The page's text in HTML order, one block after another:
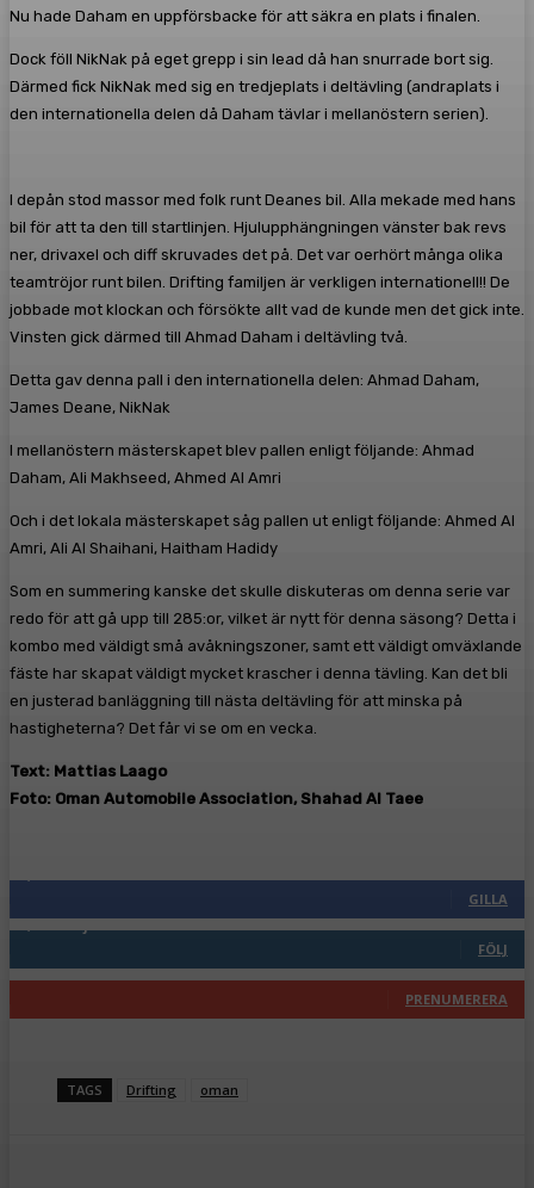
Nu hade Daham en uppförsbacke för att säkra en plats i finalen.
Dock föll NikNak på eget grepp i sin lead då han snurrade bort sig.
Därmed fick NikNak med sig en tredjeplats i deltävling (andraplats i
den internationella delen då Daham tävlar i mellanöstern serien).
I depån stod massor med folk runt Deanes bil. Alla mekade med hans
bil för att ta den till startlinjen. Hjulupphängningen vänster bak revs
ner, drivaxel och diff skruvades det på. Det var oerhört många olika
teamtröjor runt bilen. Drifting familjen är verkligen internationell!! De
jobbade mot klockan och försökte allt vad de kunde men det gick inte.
Vinsten gick därmed till Ahmad Daham i deltävling två.
Detta gav denna pall i den internationella delen: Ahmad Daham,
James Deane, NikNak
I mellanöstern mästerskapet blev pallen enligt följande: Ahmad
Daham, Ali Makhseed, Ahmed Al Amri
Och i det lokala mästerskapet såg pallen ut enligt följande: Ahmed Al
Amri, Ali Al Shaihani, Haitham Hadidy
Som en summering kanske det skulle diskuteras om denna serie var
redo för att gå upp till 285:or, vilket är nytt för denna säsong? Detta i
kombo med väldigt små avåkningszoner, samt ett väldigt omväxlande
fäste har skapat väldigt mycket krascher i denna tävling. Kan det bli
en justerad banläggning till nästa deltävling för att minska på
hastigheterna? Det får vi se om en vecka.
Text: Mattias Laago
Foto: Oman Automobile Association, Shahad Al Taee
GILLA
FÖLJ
PRENUMERERA
TAGS Drifting oman